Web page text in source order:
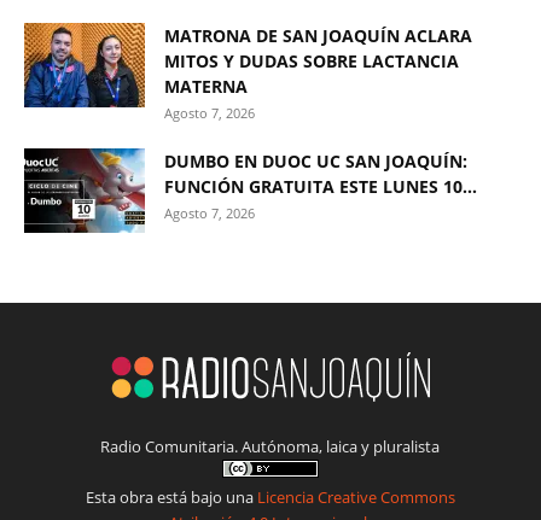
MATRONA DE SAN JOAQUÍN ACLARA
MITOS Y DUDAS SOBRE LACTANCIA
MATERNA
Agosto 7, 2026
DUMBO EN DUOC UC SAN JOAQUÍN:
FUNCIÓN GRATUITA ESTE LUNES 10...
Agosto 7, 2026
Radio Comunitaria. Autónoma, laica y pluralista
Esta obra está bajo una Licencia Creative Commons